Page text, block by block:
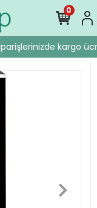
kargo
0